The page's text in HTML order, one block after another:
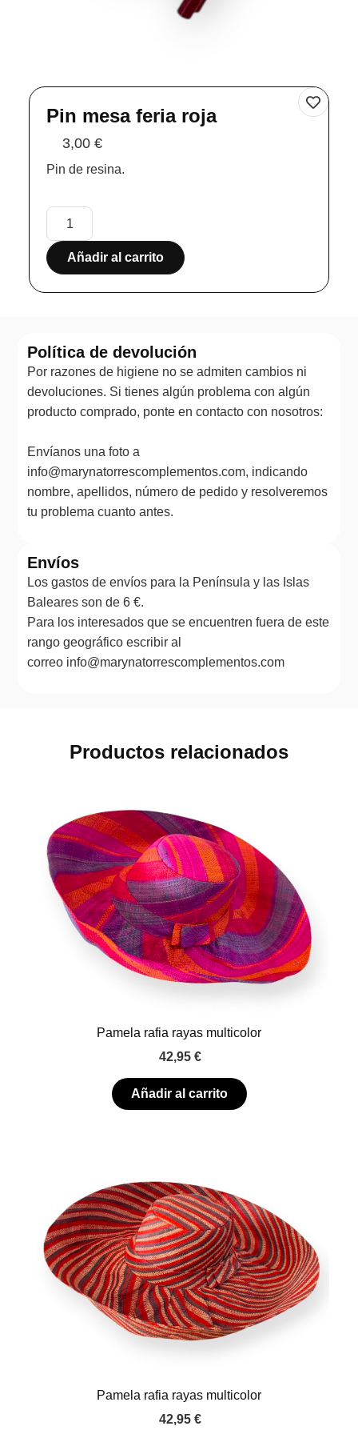
Pin mesa feria roja
3,00€
Pin de resina.
Añadir al carrito
Política de devolución
Por razones de higiene no se admiten cambios ni
devoluciones. Si tienes algún problema con algún
producto comprado, ponte en contacto con nosotros:
Envíanos una foto a
info@marynatorrescomplementos.com, indicando
nombre, apellidos, número de pedido y resolveremos
tu problema cuanto antes.
Envíos
Los gastos de envíos para la Península y las Islas
Baleares son de 6 €.
Para los interesados que se encuentren fuera de este
rango geográfico escribir al
correo info@marynatorrescomplementos.com
Productos relacionados
Pamela rafia rayas multicolor
42,95 €
Añadir al carrito
Pamela rafia rayas multicolor
42,95 €